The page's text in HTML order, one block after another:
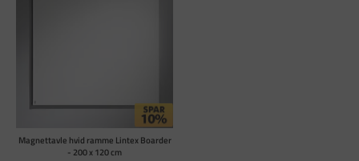
Magnettavle hvid ramme Lintex Boarder
- 200 x 120 cm